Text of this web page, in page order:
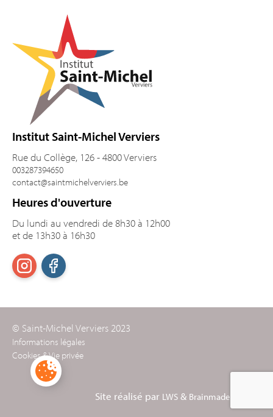
Institut Saint-Michel Verviers
Rue du Collège, 126 - 4800 Verviers
003287394650
contact@saintmichelverviers.be
Heures d'ouverture
Du lundi au vendredi de 8h30 à 12h00
et de 13h30 à 16h30
© Saint-Michel Verviers 2023
Informations légales
Cookies & Vie privée
Site réalisé par LWS & Brainmade Agency